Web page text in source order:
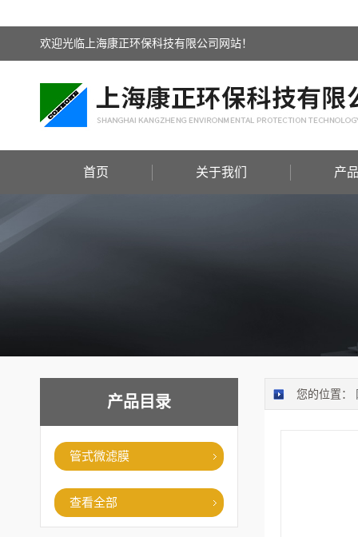
欢迎光临上海康正环保科技有限公司网站！
首页 关于我们 产
产品目录
管式微滤膜
查看全部
您的位置：